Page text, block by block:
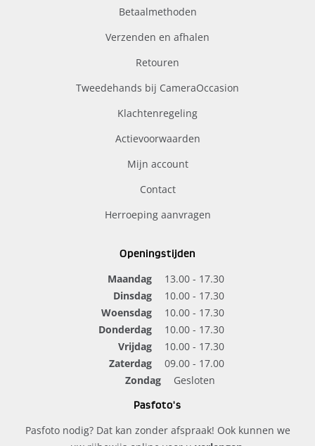
Betaalmethoden
Verzenden en afhalen
Retouren
Tweedehands bij CameraOccasion
Klachtenregeling
Actievoorwaarden
Mijn account
Contact
Herroeping aanvragen
Openingstijden
Maandag
13.00 - 17.30
Dinsdag
10.00 - 17.30
Woensdag
10.00 - 17.30
Donderdag
10.00 - 17.30
Vrijdag
10.00 - 17.30
Zaterdag
09.00 - 17.00
Zondag
Gesloten
Pasfoto's
Pasfoto nodig? Dat kan zonder afspraak! Ook kunnen we